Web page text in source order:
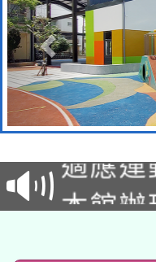
本校
招甄選
招)
適應運
本館